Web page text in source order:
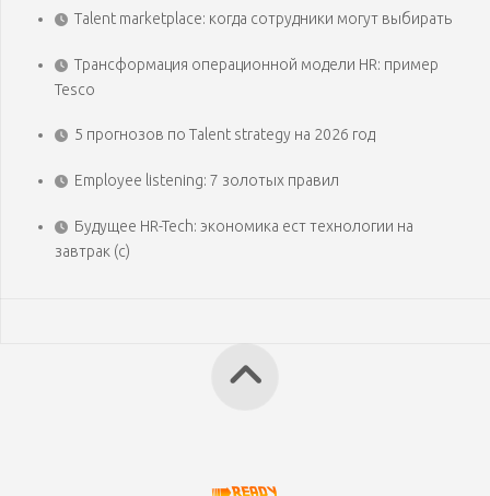
Talent marketplace: когда сотрудники могут выбирать
Трансформация операционной модели HR: пример
Tesco
5 прогнозов по Talent strategy на 2026 год
Employee listening: 7 золотых правил
Будущее HR-Tech: экономика ест технологии на
завтрак (с)